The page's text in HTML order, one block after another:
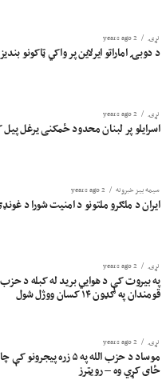
نړۍ 2 years ago
د دوبۍ اماراتو ایرلاین پر واکي ټاکونو
نړۍ 2 years ago
اسرایلو پر لبنان محدود ځمکنی یرغل پیل
سیمه ییز خبرونه 2 years ago
ایران د ملګرو ملتونو د امنیت شورا د
نړۍ 2 years ago
په بیروت کې د هوایي برید له کبله د حزب
قومندان په ګډون ۱۴ کسان ووژل شول
نړۍ 2 years ago
موساد د حزب الله په ۵ زره
ځای کړي وه – رویټرز